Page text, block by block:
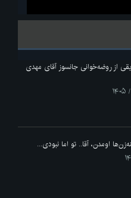
در مراسم عزاداری هیئات
از روضه‌خوانی جانسوز آقای مهدی
اومدن،‌ آقا.. تو اما نبودی...